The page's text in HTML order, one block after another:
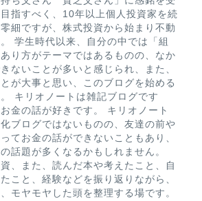
指すべく、10年以上個人投資家を続
細ですが、株式投資から始まり不動
学生時代以来、自分の中では「組
り方がテーマではあるものの、なか
ないことが多いと感じられ、また、
が大事と思い、このブログを始める
キリオノートは雑記ブログです
金の話が好きです。 キリオノート
ブログではないものの、友達の前や
てお金の話ができないこともあり、
話題が多くなるかもしれません。
、また、読んだ本や考えたこと、自
こと、経験などを振り返りながら、
モヤモヤした頭を整理する場です。